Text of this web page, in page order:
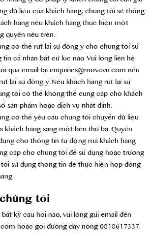
dữ liệu của khách hàng, chúng tôi sẽ thông
hàng nếu khách hàng thực hiện một
quyền nêu trên.
có thể rút lại sự đồng ý cho chúng tôi sử
cá nhân bất cứ lúc nào. Vui lòng liên hệ
qua email tại enquiries@movevn.com nếu
lại sự đồng ý. Nếu khách hàng rút lại sự
tôi có thể không thể cung cấp cho khách
sản phẩm hoặc dịch vụ nhất định.
có thể yêu cầu chúng tôi chuyển dữ liệu
khách hàng sang một bên thứ ba. Quyền
cho thông tin tự động mà khách hàng
cấp cho chúng tôi để sử dụng hoặc trường
sử dụng thông tin để thực hiện hợp đồng
tôi
kỳ câu hỏi nào, vui lòng gửi email đến
hoặc gọi đường dây nóng 0818617337.